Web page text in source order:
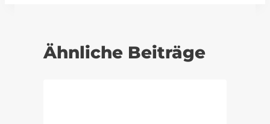
Ähnliche Beiträge